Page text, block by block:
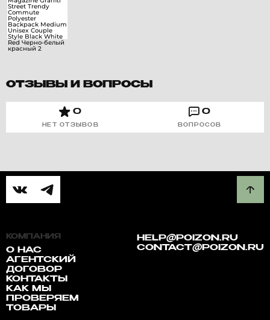
ОТЗЫВЫ И ВОПРОСЫ
0
НЕТ ОТЗЫВОВ
0
ВОПРОСОВ
КОМПАНИЯ
О НАС
АГЕНТСКИЙ
ДОГОВОР
КОНТАКТЫ
КАК МЫ
ПРОВЕРЯЕМ
ТОВАРЫ
HELP@POIZON.RU
CONTACT@POIZON.RU